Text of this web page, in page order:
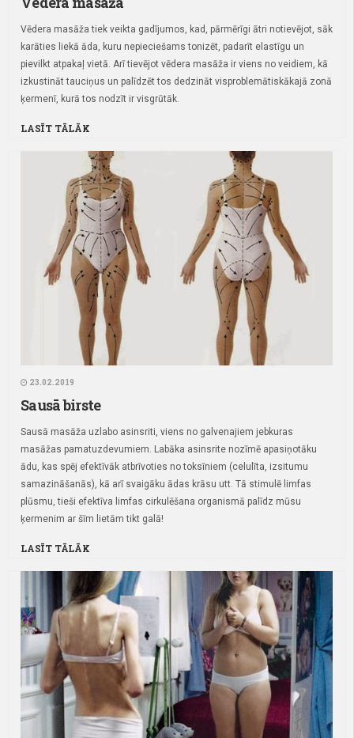
Vēdera masāža tiek veikta gadījumos, kad, pārmērīgi ātri notievējot, sāk
karāties liekā āda, kuru nepieciešams tonizēt, padarīt elastīgu un
pievilkt atpakaļ vietā. Arī tievējot vēdera masāža ir viens no veidiem, kā
izkustināt tauciņus un palīdzēt tos dedzināt visproblemātiskākajā zonā
ķermenī, kurā tos nodzīt ir visgrūtāk.
LASĪT TĀLĀK
23.02.2019
Sausā birste
Sausā masāža uzlabo asinsriti, viens no galvenajiem jebkuras
masāžas pamatuzdevumiem. Labāka asinsrite nozīmē apasiņotāku
ādu, kas spēj efektīvāk atbrīvoties no toksīniem (celulīta, izsitumu
samazināšanās), kā arī svaigāku ādas krāsu utt. Tā stimulē limfas
plūsmu, tieši efektīva limfas cirkulēšana organismā palīdz mūsu
ķermenim ar šīm lietām tikt galā!
LASĪT TĀLĀK